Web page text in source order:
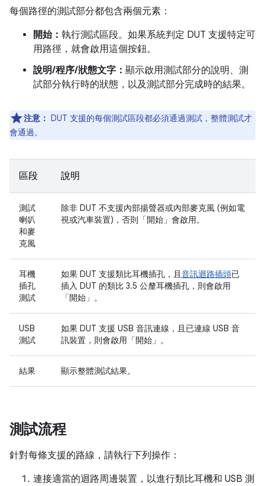
每個路徑的測試部分都包含兩個元素：
開始： 執行測試區段。如果系統判定 DUT 支援特定可
用路徑，就會啟用這個按鈕。
說明/程序/狀態文字： 顯示啟用測試部分的說明、測
試部分執行時的狀態，以及測試部分完成時的結果。
注意：
DUT 支援的每個測試區段都必須通過測試，整體測試才
會通過。
區段 說明
測試
喇叭
和麥
克風
除非 DUT 不支援內部揚聲器或內部麥克風 (例如電
視或汽車裝置)，否則「開始」 會啟用。
耳機
插孔
測試
如果 DUT 支援類比耳機插孔，且 音訊迴路插頭已
插入 DUT 的類比 3.5 公釐耳機插孔，則會啟用
「開始」 。
USB
測試
如果 DUT 支援 USB 音訊連線，且已連線 USB 音
訊裝置，則會啟用「開始」 。
結果 顯示整體測試結果。
測試流程
針對每條支援的路線，請執行下列操作：
連接適當的迴路周邊裝置，以進行類比耳機和 USB 測